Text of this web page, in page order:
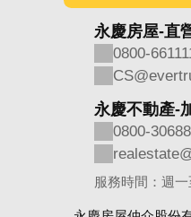
永慶房屋-直
0800-
永慶不動產-
0800-
服務時間：週